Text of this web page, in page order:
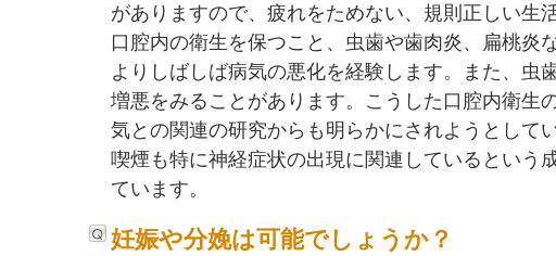
がありますので、疲れをためない、規則正しい生
口腔内の衛生を保つこと、虫歯や歯肉炎、扁桃炎
よりしばしば病気の悪化を経験します。また、
増悪をみることがあります。こうした口腔内衛生
気との関連の研究からも明らかにされようとしてい
喫煙も特に神経症状の出現に関連しているという
ています。
妊娠や分娩は可能でしょうか？